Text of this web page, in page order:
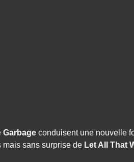
Garbage conduisent une nouvelle
mais sans surprise de Let All That